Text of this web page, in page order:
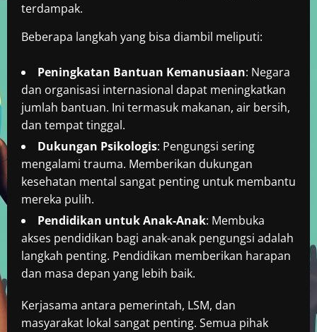
terdampak.
Beberapa langkah yang bisa diambil meliputi:
Peningkatan Bantuan Kemanusiaan: Negara
dan organisasi internasional dapat meningkatkan
jumlah bantuan. Ini termasuk makanan, air bersih,
dan tempat tinggal.
Dukungan Psikologis: Pengungsi sering
mengalami trauma. Memberikan dukungan
kesehatan mental sangat penting untuk membantu
mereka pulih.
Pendidikan untuk Anak-Anak: Membuka
akses pendidikan bagi anak-anak pengungsi adalah
langkah penting. Pendidikan memberikan harapan
dan masa depan yang lebih baik.
Kerjasama antara pemerintah, LSM, dan
masyarakat lokal sangat penting. Semua pihak